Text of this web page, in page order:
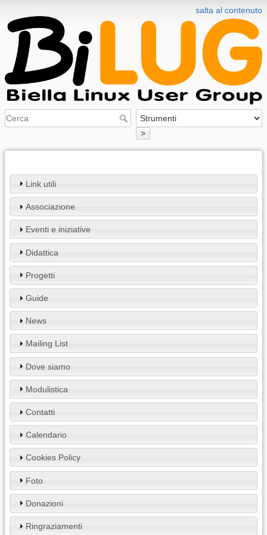
salta al contenuto
>
Link utili
Associazione
Eventi e iniziative
Didattica
Progetti
Guide
News
Mailing List
Dove siamo
Modulistica
Contatti
Calendario
Cookies Policy
Foto
Donazioni
Ringraziamenti